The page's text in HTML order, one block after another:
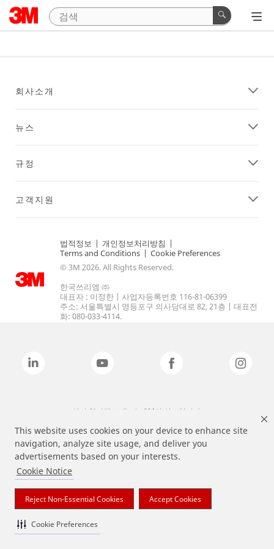
This website uses cookies on your device to enhance site
navigation, analyze site usage, and deliver you
advertisements based on your interests.
Cookie Notice
Reject Non-Essential Cookies Accept Cookies
Cookie Preferences
회사소개
뉴스
규정
고객지원
법적정보 | 개인정보처리방침 |
Terms and Conditions | Cookie Preferences
© 3M 2026. All Rights Reserved.
한국쓰리엠 ㈜
대표자 : 이정한 | 사업자등록번호 116-81-06399
주소: 서울특별시 영등포구 의사당대로 82, 21층 | 대표전
화: 080-033-4114.
상기 열거된 브랜드는 3M의 상표입니다.